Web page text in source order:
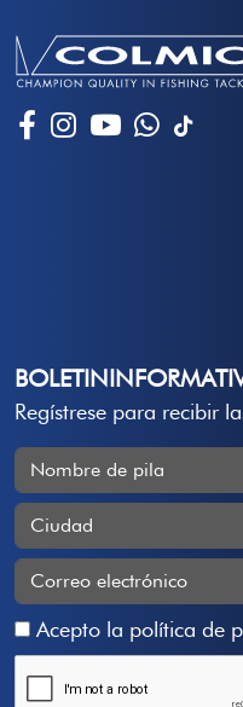
Regístrese para recibir
Acepto la política de